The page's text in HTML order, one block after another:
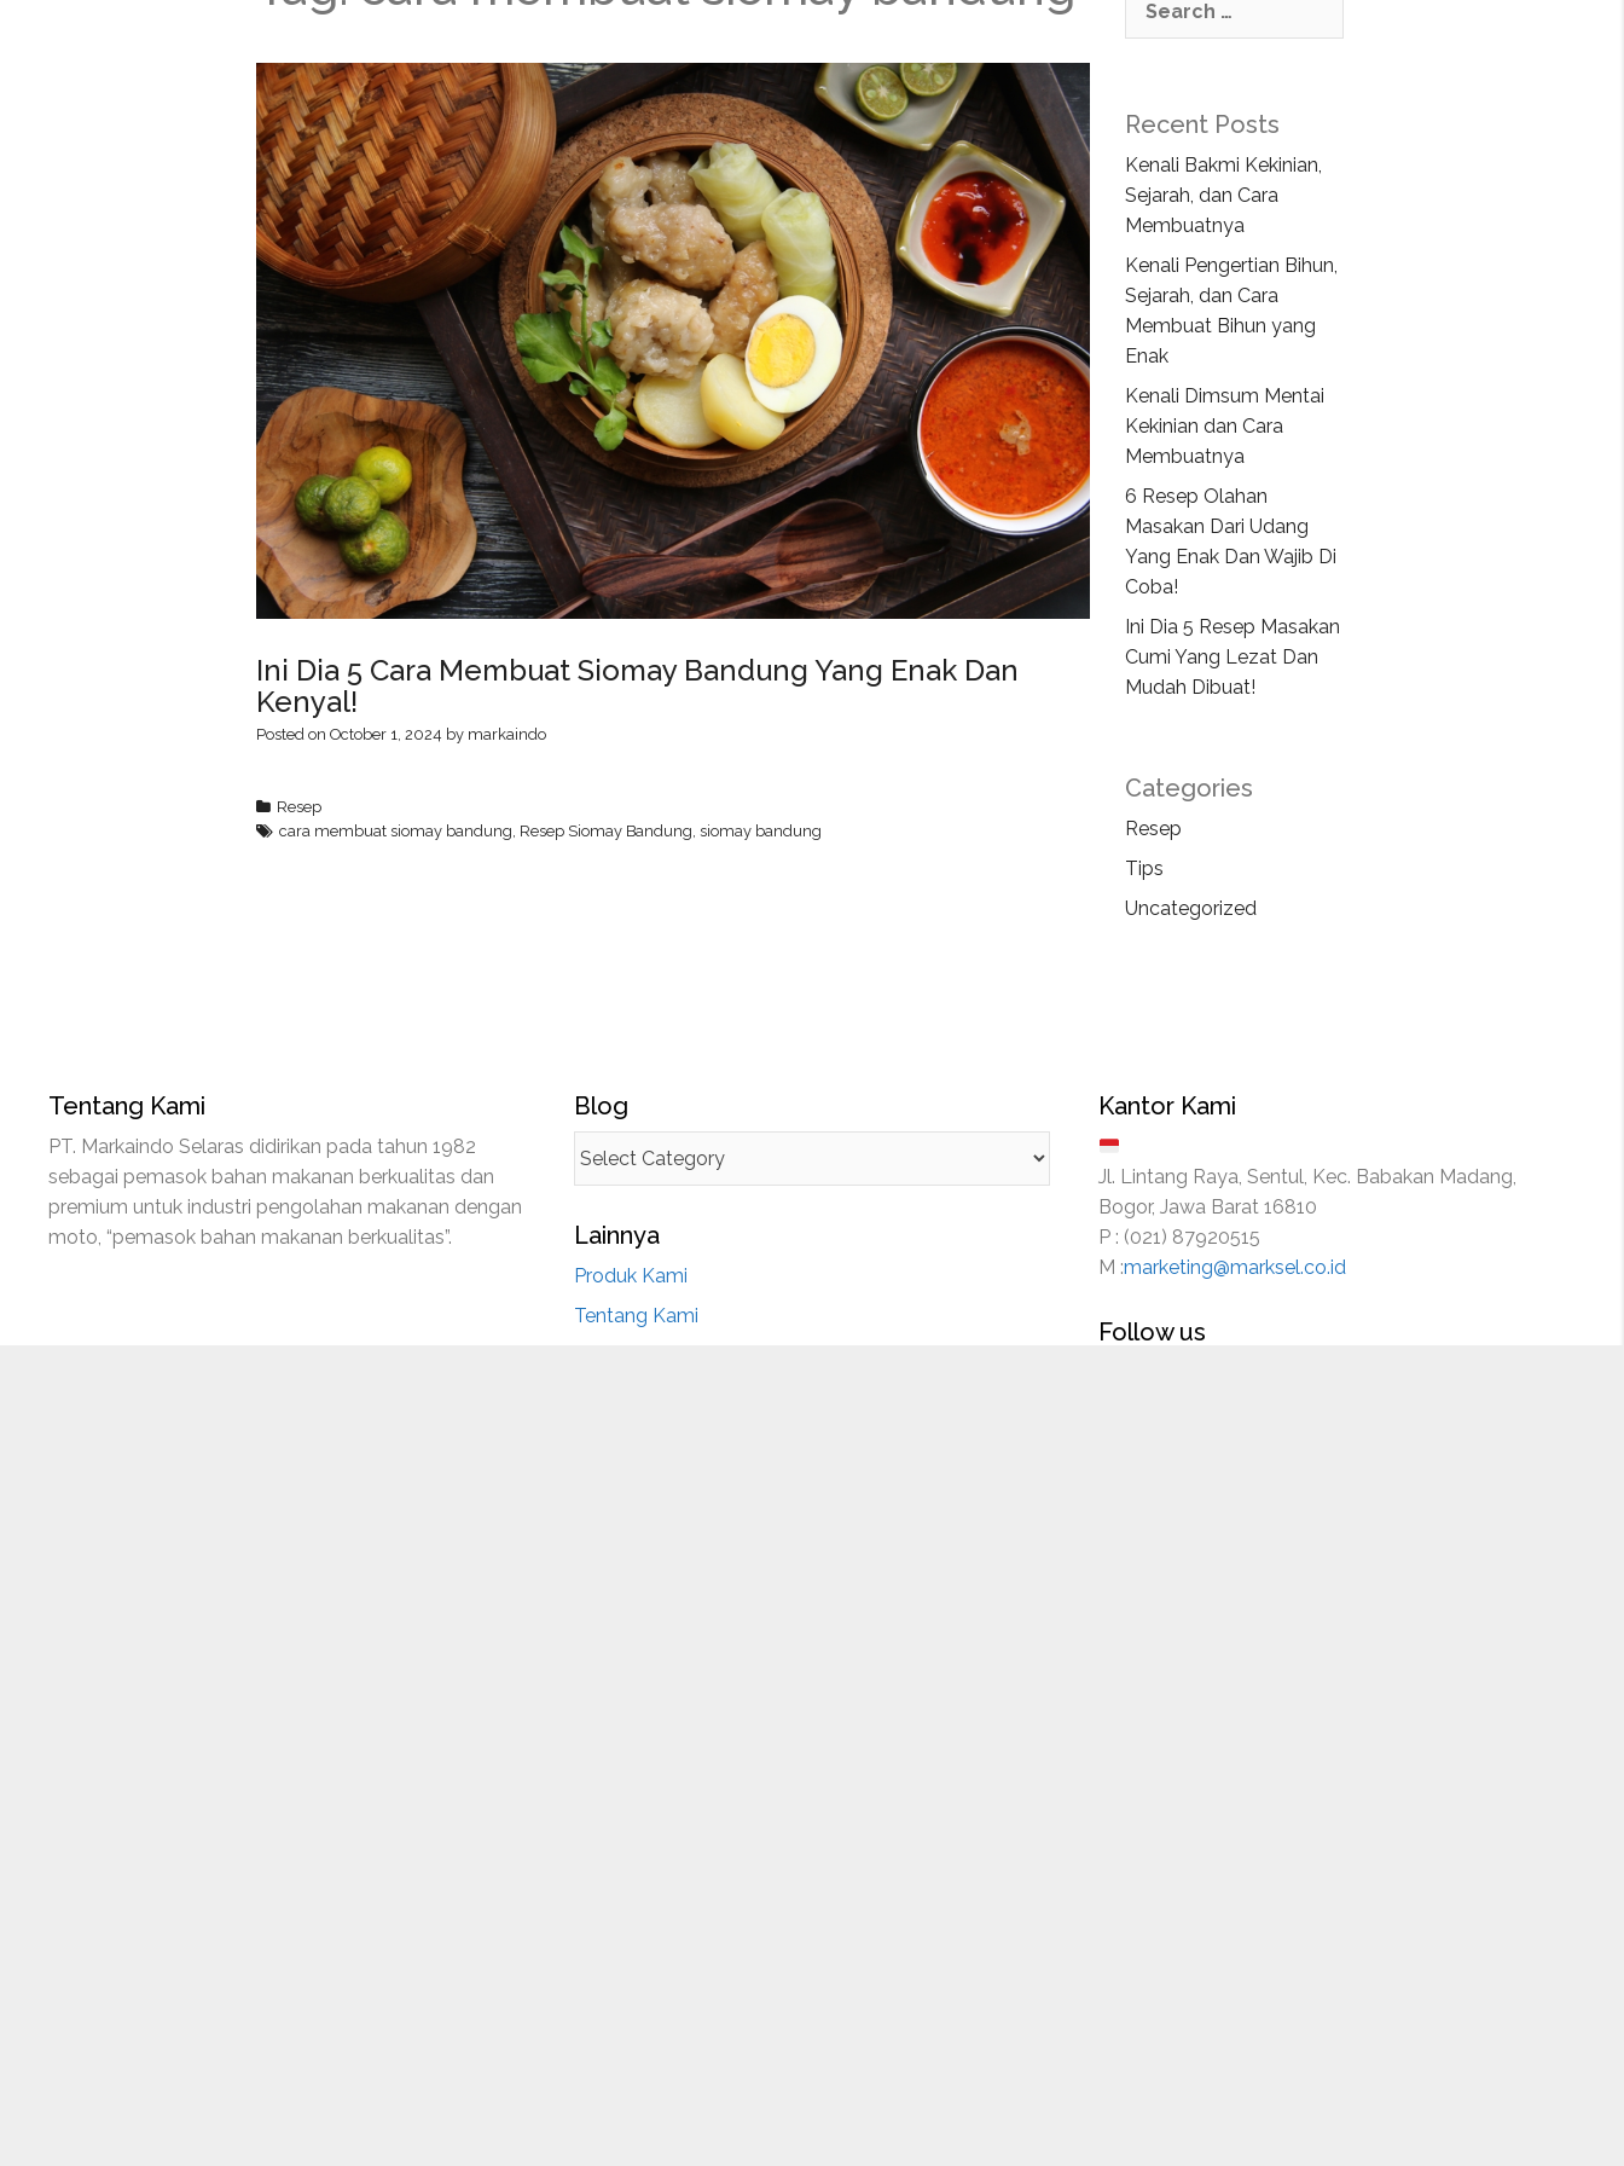
Ini Dia 5 Cara Membuat Siomay Bandung Yang Enak Dan
Kenyal!
Posted on October 1, 2024 by markaindo
Resep
cara membuat siomay bandung, Resep Siomay Bandung, siomay bandung
Recent Posts
Kenali Bakmi Kekinian,
Sejarah, dan Cara
Membuatnya
Kenali Pengertian Bihun,
Sejarah, dan Cara
Membuat Bihun yang
Enak
Kenali Dimsum Mentai
Kekinian dan Cara
Membuatnya
6 Resep Olahan
Masakan Dari Udang
Yang Enak Dan Wajib Di
Coba!
Ini Dia 5 Resep Masakan
Cumi Yang Lezat Dan
Mudah Dibuat!
Categories
Resep
Tips
Uncategorized
Tentang Kami
PT. Markaindo Selaras didirikan pada tahun 1982
sebagai pemasok bahan makanan berkualitas dan
premium untuk industri pengolahan makanan dengan
moto, “pemasok bahan makanan berkualitas”.
Blog
Lainnya
Produk Kami
Tentang Kami
Kantor Kami
Jl. Lintang Raya, Sentul, Kec. Babakan Madang,
Bogor, Jawa Barat 16810
P : (021) 87920515
M :marketing@marksel.co.id
Follow us